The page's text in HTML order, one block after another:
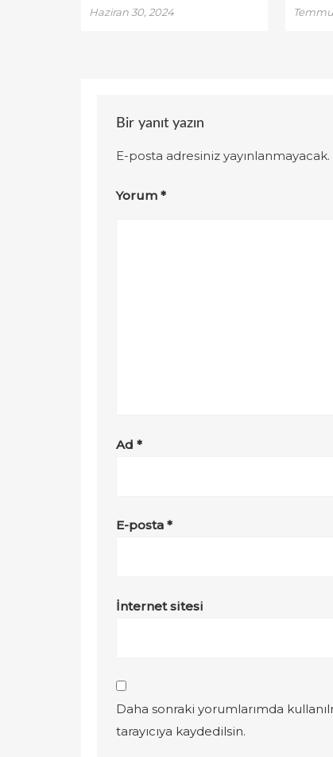
Haziran 30, 2024
Bir yanıt yazın
E-posta adresiniz yayınlanmayacak.
Yorum*
Ad*
E-posta*
İnternet sitesi
Daha sonraki yorumlarımda
tarayıcıya kaydedilsin.